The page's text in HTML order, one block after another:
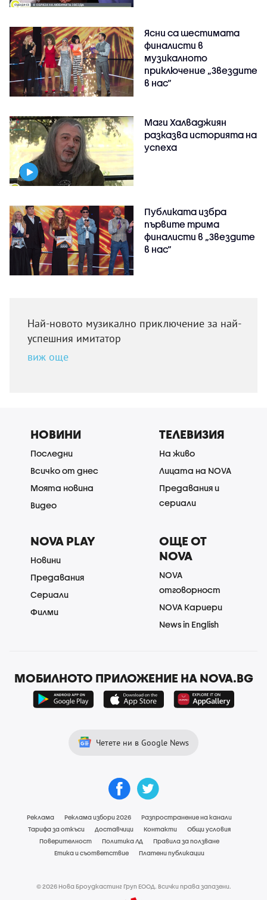
Ясни са шестимата
финалисти в
музикалното
приключение „Звездите
в нас“
Маги Халваджиян
разказва историята на
успеха
Публиката избра
първите трима
финалисти в „Звездите
в нас“
Най-новото музикално приключение за най-
успешния имитатор
виж още
НОВИНИ
Последни
Всичко от днес
Моята новина
Видео
ТЕЛЕВИЗИЯ
На живо
Лицата на NOVA
Предавания и
сериали
NOVA PLAY
Новини
Предавания
Сериали
Филми
ОЩЕ ОТ
NOVA
NOVA
отговорност
NOVA Кариери
News in English
МОБИЛНОТО ПРИЛОЖЕНИЕ НА NOVA.BG
Четете ни в Google News
Реклама Реклама избори 2026
Разпространение на канали
Тарифа за откъси
Доставчици Контакти
Общи условия
Поверителност
Политика ЛД
Правила за ползване
Етика и съответствие
Платени публикации
© 2026 Нова Броудкастинг Груп ЕООД. Всички права запазени.